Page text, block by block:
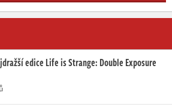
edice Life is Strange: Double Exposure